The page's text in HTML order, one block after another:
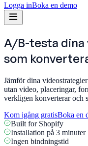
Logga inBoka en demo
A/B-testa dina
som
Jämför dina
utan video, placeringar,
verkligen konverterar och
Kom igång gratisBoka en
Built for Shopify
Installation på 3 minuter
Ingen bindningstid